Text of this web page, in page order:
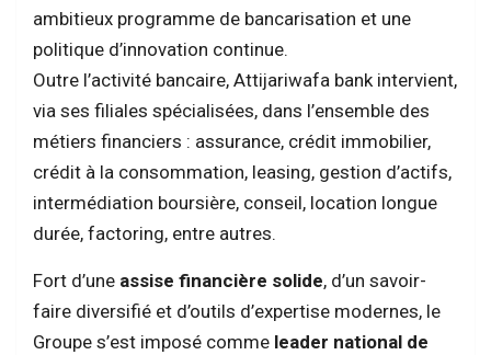
ambitieux programme de bancarisation et une
politique d’innovation continue.
Outre l’activité bancaire, Attijariwafa bank intervient,
via ses filiales spécialisées, dans l’ensemble des
métiers financiers : assurance, crédit immobilier,
crédit à la consommation, leasing, gestion d’actifs,
intermédiation boursière, conseil, location longue
durée, factoring, entre autres.
Fort d’une assise financière solide, d’un savoir-
faire diversifié et d’outils d’expertise modernes, le
Groupe s’est imposé comme leader national de